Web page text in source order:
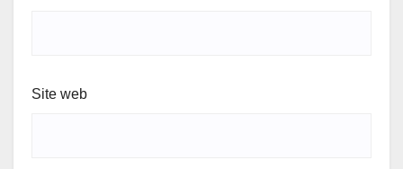
Site web